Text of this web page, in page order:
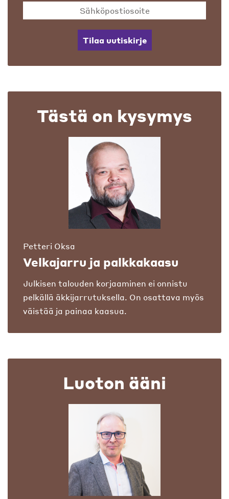
Tilaa uutiskirje
Tästä on kysymys
Petteri Oksa
Velkajarru ja palkkakaasu
Julkisen talouden korjaaminen ei onnistu
pelkällä äkkijarrutuksella. On osattava myös
väistää ja painaa kaasua.
Luoton ääni